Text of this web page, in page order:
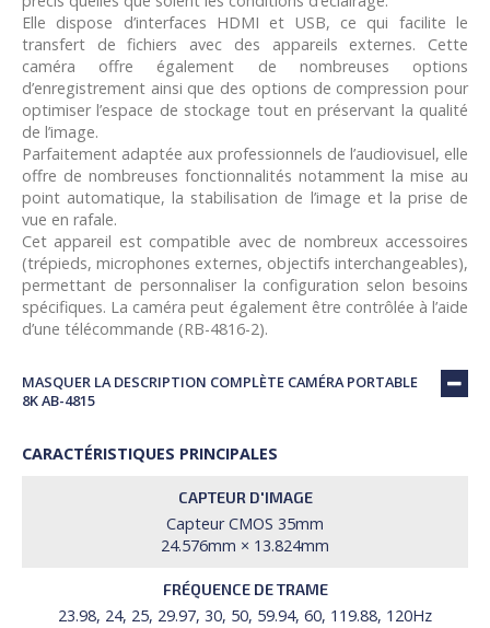
Elle dispose d’interfaces HDMI et USB, ce qui facilite le
transfert de fichiers avec des appareils externes. Cette
caméra offre également de nombreuses options
d’enregistrement ainsi que des options de compression pour
optimiser l’espace de stockage tout en préservant la qualité
de l’image.
Parfaitement adaptée aux professionnels de l’audiovisuel, elle
offre de nombreuses fonctionnalités notamment la mise au
point automatique, la stabilisation de l’image et la prise de
vue en rafale.
Cet appareil est compatible avec de nombreux accessoires
(trépieds, microphones externes, objectifs interchangeables),
permettant de personnaliser la configuration selon besoins
spécifiques. La caméra peut également être contrôlée à l’aide
d’une télécommande (RB-4816-2).
MASQUER LA DESCRIPTION COMPLÈTE CAMÉRA PORTABLE
8K AB-4815
CARACTÉRISTIQUES PRINCIPALES
CAPTEUR D'IMAGE
Capteur CMOS 35mm
24.576mm × 13.824mm
FRÉQUENCE DE TRAME
23.98, 24, 25, 29.97, 30, 50, 59.94, 60, 119.88, 120Hz